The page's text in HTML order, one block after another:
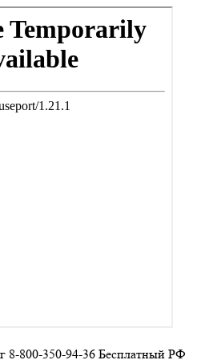
8-800-350-94-36 Бесплатный РФ